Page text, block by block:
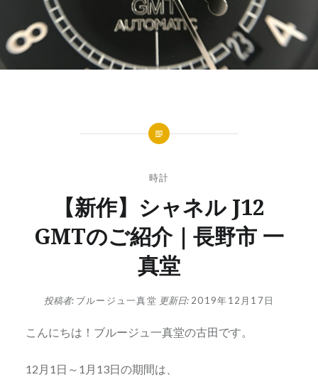
時計
【新作】シャネル J12
GMTのご紹介｜長野市 一
真堂
投稿者: ブルージュ一真堂 更新日: 2019年12月17日
こんにちは！ブルージュ一真堂の古田です。
12月1日～1月13日の期間は、